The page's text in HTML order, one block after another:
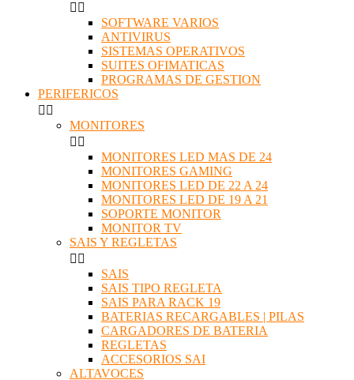
 
SOFTWARE VARIOS
ANTIVIRUS
SISTEMAS OPERATIVOS
SUITES OFIMATICAS
PROGRAMAS DE GESTION
PERIFERICOS
 
MONITORES
 
MONITORES LED MAS DE 24
MONITORES GAMING
MONITORES LED DE 22 A 24
MONITORES LED DE 19 A 21
SOPORTE MONITOR
MONITOR TV
SAIS Y REGLETAS
 
SAIS
SAIS TIPO REGLETA
SAIS PARA RACK 19
BATERIAS RECARGABLES | PILAS
CARGADORES DE BATERIA
REGLETAS
ACCESORIOS SAI
ALTAVOCES